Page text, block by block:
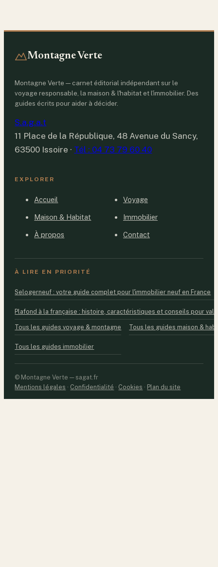
Montagne Verte
Montagne Verte — carnet éditorial indépendant sur le
voyage responsable, la maison & l'habitat et l'immobilier. Des
guides écrits pour aider à décider.
S.a.g.a.t
11 Place de la République, 48 Avenue du Sancy,
63500 Issoire · Tél : 04 73 79 60 40
EXPLORER
Accueil Voyage
Maison & Habitat Immobilier
À propos Contact
À LIRE EN PRIORITÉ
Selogerneuf : votre guide complet pour l'immobilier neuf en France
Plafond à la française : histoire, caractéristiques et conseils pour
Tous les guides voyage & montagne Tous les guides maison &
Tous les guides immobilier
© Montagne Verte — sagat.fr
Mentions légales · Confidentialité · Cookies · Plan du site